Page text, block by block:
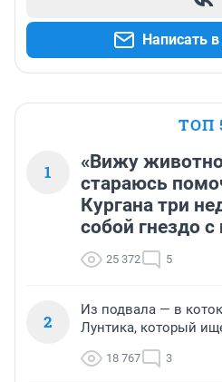
Написать
ТОП
1
«Вижу
стараюсь
Кургана три
собой гнездо
25 372 5
2
Из подвала — в
Лунтика, который
18 767 3